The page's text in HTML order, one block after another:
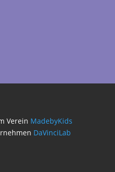
Verein MadebyKids
DaVinciLab